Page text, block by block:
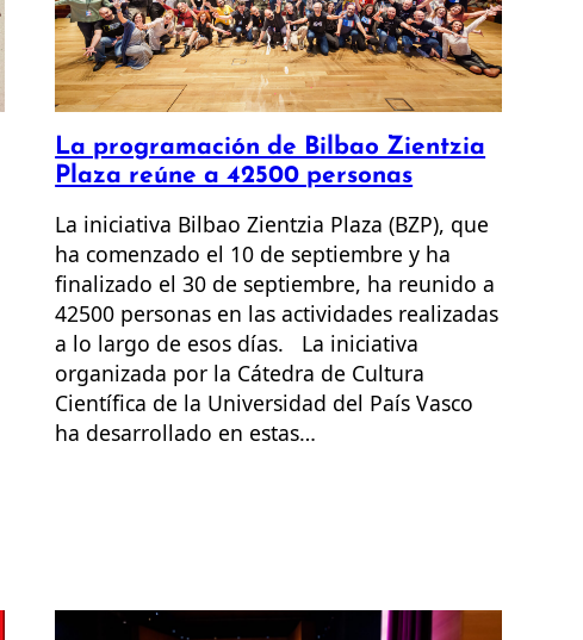
La programación de Bilbao Zientzia
Plaza reúne a 42500 personas
La iniciativa Bilbao Zientzia Plaza (BZP), que
ha comenzado el 10 de septiembre y ha
finalizado el 30 de septiembre, ha reunido a
42500 personas en las actividades realizadas
a lo largo de esos días. La iniciativa
organizada por la Cátedra de Cultura
Científica de la Universidad del País Vasco
ha desarrollado en estas…